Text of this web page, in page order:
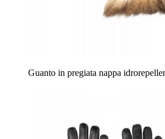
Guanto in pregiata nappa